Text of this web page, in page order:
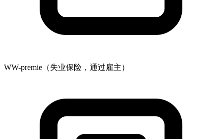
WW-premie（失业保险，通过雇主）